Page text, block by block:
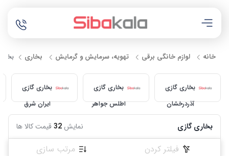
خانه لوازم خانگی برقی تهویه، سرمایش و گرمایش بخاری
بخاری گازی
آذردرخشان
بخاری گازی
اطلس جواهر
بخاری گازی
ایران شرق
بخاری گازی نمایش 32قیمت کالا ها
فیلتر کردن مرتب سازی